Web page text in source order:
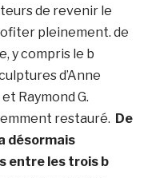
de revenir le
pleinement. de
y compris le b
d’Anne
Raymond G.
restauré. De
désormais
entre les trois b